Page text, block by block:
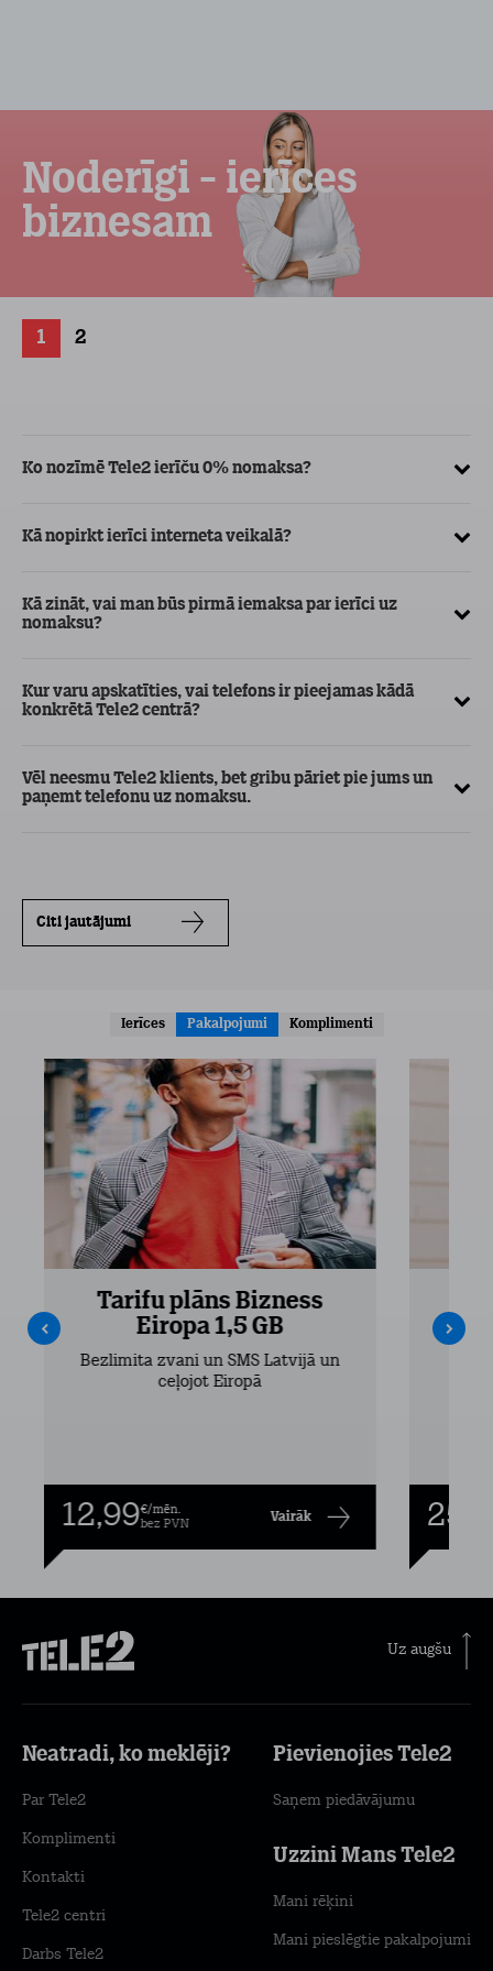
Noderīgi - ierīces
biznesam
1 2
Ko nozīmē Tele2 ierīču 0% nomaksa?
Kā nopirkt ierīci interneta veikalā?
Kā zināt, vai man būs pirmā iemaksa par ierīci uz
nomaksu?
Kur varu apskatīties, vai telefons ir pieejamas kādā
konkrētā Tele2 centrā?
Vēl neesmu Tele2 klients, bet gribu pāriet pie jums un
paņemt telefonu uz nomaksu.
Citi jautājumi
Ierīces Pakalpojumi Komplimenti
Tarifu plāns Bizness
Eiropa 1,5 GB
Bezlimita zvani un SMS Latvijā un
ceļojot Eiropā
12,99€/mēn.
bez PVN
Vairāk
Uz augšu
Neatradi, ko meklēji?
Par Tele2
Komplimenti
Kontakti
Tele2 centri
Darbs Tele2
Pievienojies Tele2
Saņem piedāvājumu
Uzzini Mans Tele2
Mani rēķini
Mani pieslēgtie pakalpojumi